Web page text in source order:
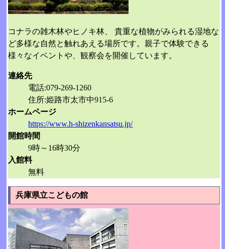
コナラの雑木林やヒノキ林、 貴重な植物がみられる湿地な
ど多様な自然と触れあえる場所です。親子で体験できる
様々なイベントや、観察会を開催しています。
連絡先
電話:079-269-1260
住所:姫路市太市中915-6
ホームページ
https://www.h-shizenkansatsu.jp/
開館時間
9時～16時30分
入館料
無料
兵庫県立こどもの館